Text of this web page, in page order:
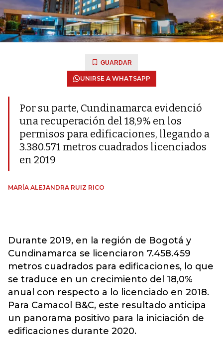
GUARDAR
UNIRSE A WHATSAPP
Por su parte, Cundinamarca evidenció
una recuperación del 18,9% en los
permisos para edificaciones, llegando a
3.380.571 metros cuadrados licenciados
en 2019
MARÍA ALEJANDRA RUIZ RICO
Durante 2019, en la región de Bogotá y
Cundinamarca se licenciaron 7.458.459
metros cuadrados para edificaciones, lo que
se traduce en un crecimiento del 18,0%
anual con respecto a lo licenciado en 2018.
Para Camacol B&C, este resultado anticipa
un panorama positivo para la iniciación de
edificaciones durante 2020.